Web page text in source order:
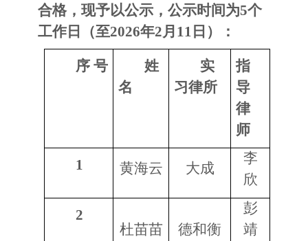
合格，现予以公示，公示时间为5个
工作日（至2026年2月11日）：
序号
姓
名
实
习律所
指
导
律
师
1 黄海云 大成
李
欣
2
杜苗苗
德和衡
彭
靖